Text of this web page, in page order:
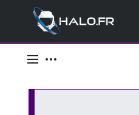
Menu principal
Outils personnels